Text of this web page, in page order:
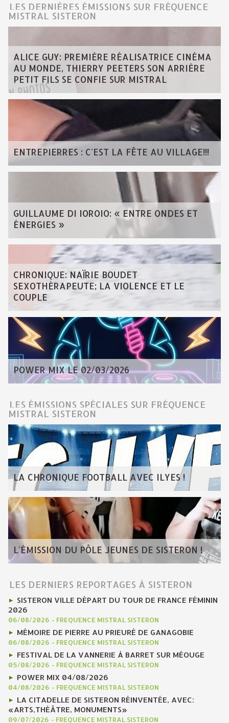
LES DERNIÈRES ÉMISSIONS SUR FRÉQUENCE
MISTRAL SISTERON
ALICE GUY: PREMIÈRE RÉALISATRICE CINÉMA
AU MONDE, THIERRY PEETERS SON ARRIÈRE
PETIT FILS SE CONFIE SUR MISTRAL
ENTREPIERRES : C'EST LA FÊTE AU VILLAGE!!!
GUILLAUME DI IOROIO: « ENTRE ONDES ET
ÉNERGIES »
CHRONIQUE: NAÏRIE BOUDET
SEXOTHÉRAPEUTE; LA VIOLENCE ET LE
COUPLE
POWER MIX LE 02/03/2026
LES ÉMISSIONS SPÉCIALES SUR FRÉQUENCE
MISTRAL SISTERON
LA CHRONIQUE FOOTBALL AVEC ILYES !
L'ÉMISSION DU PÔLE JEUNES DE SISTERON !
LES DERNIERS REPORTAGES À SISTERON
SISTERON VILLE DÉPART DU TOUR DE FRANCE FÉMININ
2026
06/08/2026 - FREQUENCE MISTRAL SISTERON
MÉMOIRE DE PIERRE AU PRIEURÉ DE GANAGOBIE
06/08/2026 - FREQUENCE MISTRAL SISTERON
FESTIVAL DE LA VANNERIE À BARRET SUR MÉOUGE
05/08/2026 - FREQUENCE MISTRAL SISTERON
POWER MIX 04/08/2026
04/08/2026 - FREQUENCE MISTRAL SISTERON
LA CITADELLE DE SISTERON RÉINVENTÉE, AVEC:
«ARTS,THÉÂTRE, MONUMENTS»
09/07/2026 - FREQUENCE MISTRAL SISTERON